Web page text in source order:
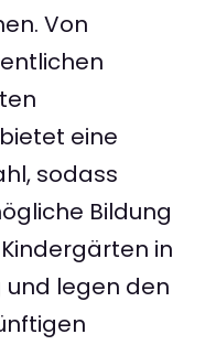
Von
eine
sodass
Bildung
in
und legen den